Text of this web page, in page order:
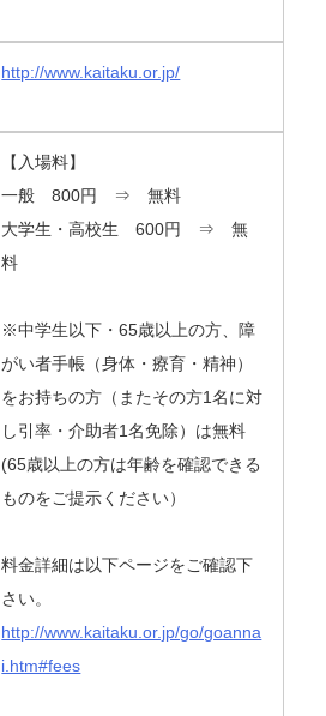
http://www.kaitaku.or.jp/
【入場料】
一般 800円 ⇒ 無料
大学生・高校生 600円 ⇒ 無
料
※中学生以下・65歳以上の方、障
がい者手帳（身体・療育・精神）
をお持ちの方（またその方1名に対
し引率・介助者1名免除）は無料
(65歳以上の方は年齢を確認できる
ものをご提示ください）
料金詳細は以下ページをご確認下
さい。
http://www.kaitaku.or.jp/go/goanna
i.htm#fees